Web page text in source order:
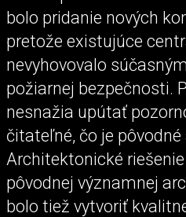
bolo pridanie nových
pretože existujúce
nevyhovovalo
požiarnej bezpečnosti.
nesnažia upútať
čitateľné, čo je pôvodné
Architektonické
pôvodnej významnej
bolo tiež vytvoriť